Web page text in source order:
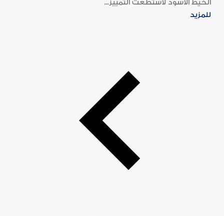
الخيط الأسود لاستطعت التمييز...
للمزيد